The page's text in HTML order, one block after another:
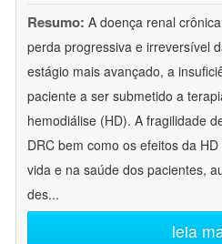
Resumo: A doença renal
perda progressiva e irreversível
estágio mais avançado, a
paciente a ser submetido a
hemodiálise (HD). A fragilidade
DRC bem como os efeitos da
vida e na saúde dos pacientes,
des...
leia